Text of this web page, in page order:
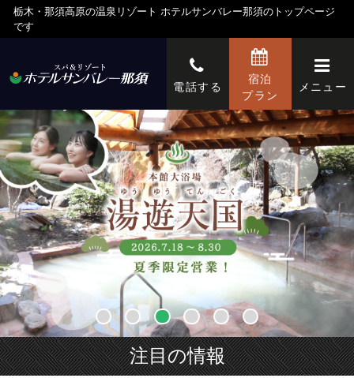
栃木・那須高原の温泉リゾート ホテルサンバレー那須のトップページ
です
電話する
宿泊
プラン
メニュー
注目の情報